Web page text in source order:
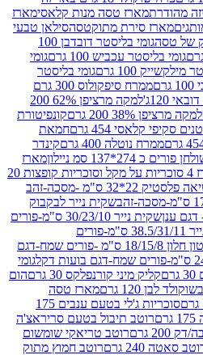
טסה מנות קלאסי מארז
מתוקטסהסילאן טבעי
גומי בליסטר דובדבן 100
עכביש 100 גרם
גומי
גומי בליסטר
ממרח סיפקולוס 300 גרם
למקה מרציפן 62% 200
קונפיטורת
454 גרם
חמאת
400 גרם
קינדר
מארז
מארז 4 סוכריות על מקל וסוכריות קופצות 20
חב' 10 שקית נשיאה פלסטיק 22*32 ס"מ -מסכה-זהב
שקית נייר לבקבוק
שקית נייר 30/23/10 ס"מ-פורים
שקית נייר 38.5/31/11 ס"מ-פורים
קופ' קרטון חלון 18/15/8 ס"מ -פורים שמח-דגם
גומי
מיני קורנפלקס 30 גרם
הום
מארז טסה
סוכריות ג'לי בטעם ענבים 175
תיבול בטעם סריראצ'ה
רוטב טריאקי שומשום
רוטב חמוץ מתוק